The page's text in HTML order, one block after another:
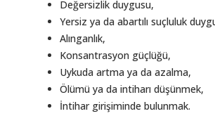
Değersizlik duygusu,
Yersiz ya da abartılı suçluluk
Alınganlık,
Konsantrasyon güçlüğü,
Uykuda artma ya da azalma,
Ölümü ya da intiharı düşünmek,
İntihar girişiminde bulunmak.